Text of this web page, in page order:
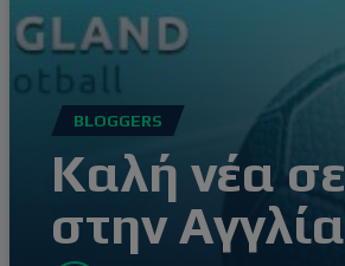
BLOGGERS
Καλή νέα
στην